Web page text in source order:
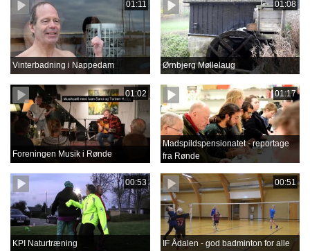
01:11
Vinterbadning i Nappedam
01:08
Ørnbjerg Møllelaug
01:02
Foreningen Musik i Rønde
01:17
Madspildspensionatet - reportage
fra Rønde
00:53
KPI Naturtræning
00:51
IF Ådalen - god badminton for alle